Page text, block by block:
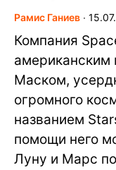
Рамис Ганиев ∙
Компания
американским
Маском,
огромного
названием
помощи него
Луну и Марс по